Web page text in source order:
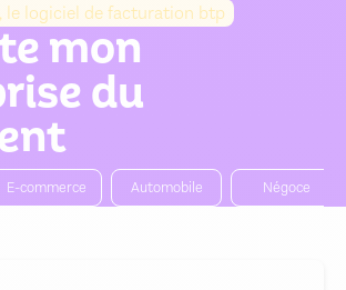
le logiciel de facturation btp
mon
du
E-commerce Automobile Négoce